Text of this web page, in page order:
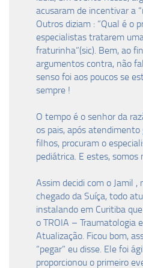
acusaram de incentivar a
Outros diziam : “Qual é o
especialistas tratarem
fraturinha”(sic). Bem, ao
argumentos contra, não
senso foi aos poucos se
sempre !
O tempo é o senhor da
os pais, após
filhos, procuram o
pediátrica. E estes, somos
Assim decidi com o Jamil ,
chegado da Suíça, todo
instalando em Curitiba
o TROIA – Traumatologia
Atualização. Ficou bom,
“pegar” eu disse. Ele foi
proporcionou o primeiro